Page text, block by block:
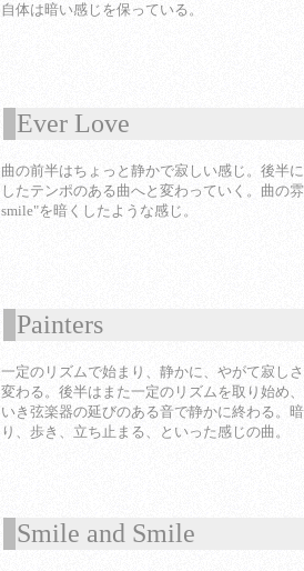
自体は暗い感じを保っている。
Ever Love
曲の前半はちょっと静かで寂しい感じ。後半
したテンポのある曲へと変わっていく。曲の
smile"を暗くしたような感じ。
Painters
一定のリズムで始まり、静かに、やがて寂し
変わる。後半はまた一定のリズムを取り始め
いき弦楽器の延びのある音で静かに終わる。
り、歩き、立ち止まる、といった感じの曲。
Smile and Smile